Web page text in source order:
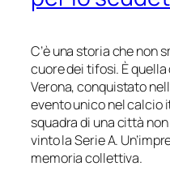
C’è una storia che non
cuore dei tifosi. È
Verona, conquistato
evento unico nel calcio
squadra di una città
vinto la Serie A.
memoria collettiva.